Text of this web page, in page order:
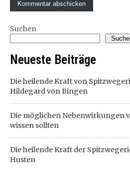
Suchen
Neueste Beiträge
Die heilende Kraft von
Hildegard von Bingen
Die möglichen Nebenwirkungen
wissen sollten
Die heilende Kraft der
Husten